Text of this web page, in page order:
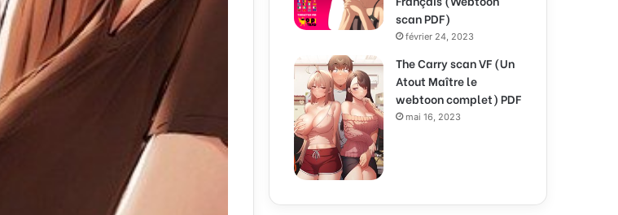
scan PDF)
février 24, 2023
The Carry scan VF (Un
Atout Maître le
webtoon complet) PDF
mai 16, 2023